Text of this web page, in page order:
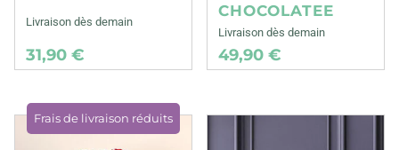
Livraison dès demain
31,90 €
CHOCOLATEE
Livraison dès demain
49,90 €
Frais de livraison réduits